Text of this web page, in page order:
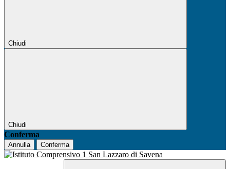
Chiudi
Chiudi
Conferma
Annulla Conferma